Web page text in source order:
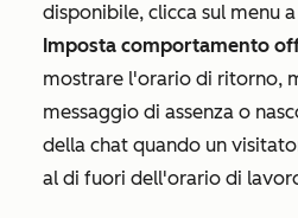
disponibile, clicca sul menu
Imposta comportamento
mostrare l'orario di ritorno,
messaggio di assenza o
della chat quando un
al di fuori dell'orario di